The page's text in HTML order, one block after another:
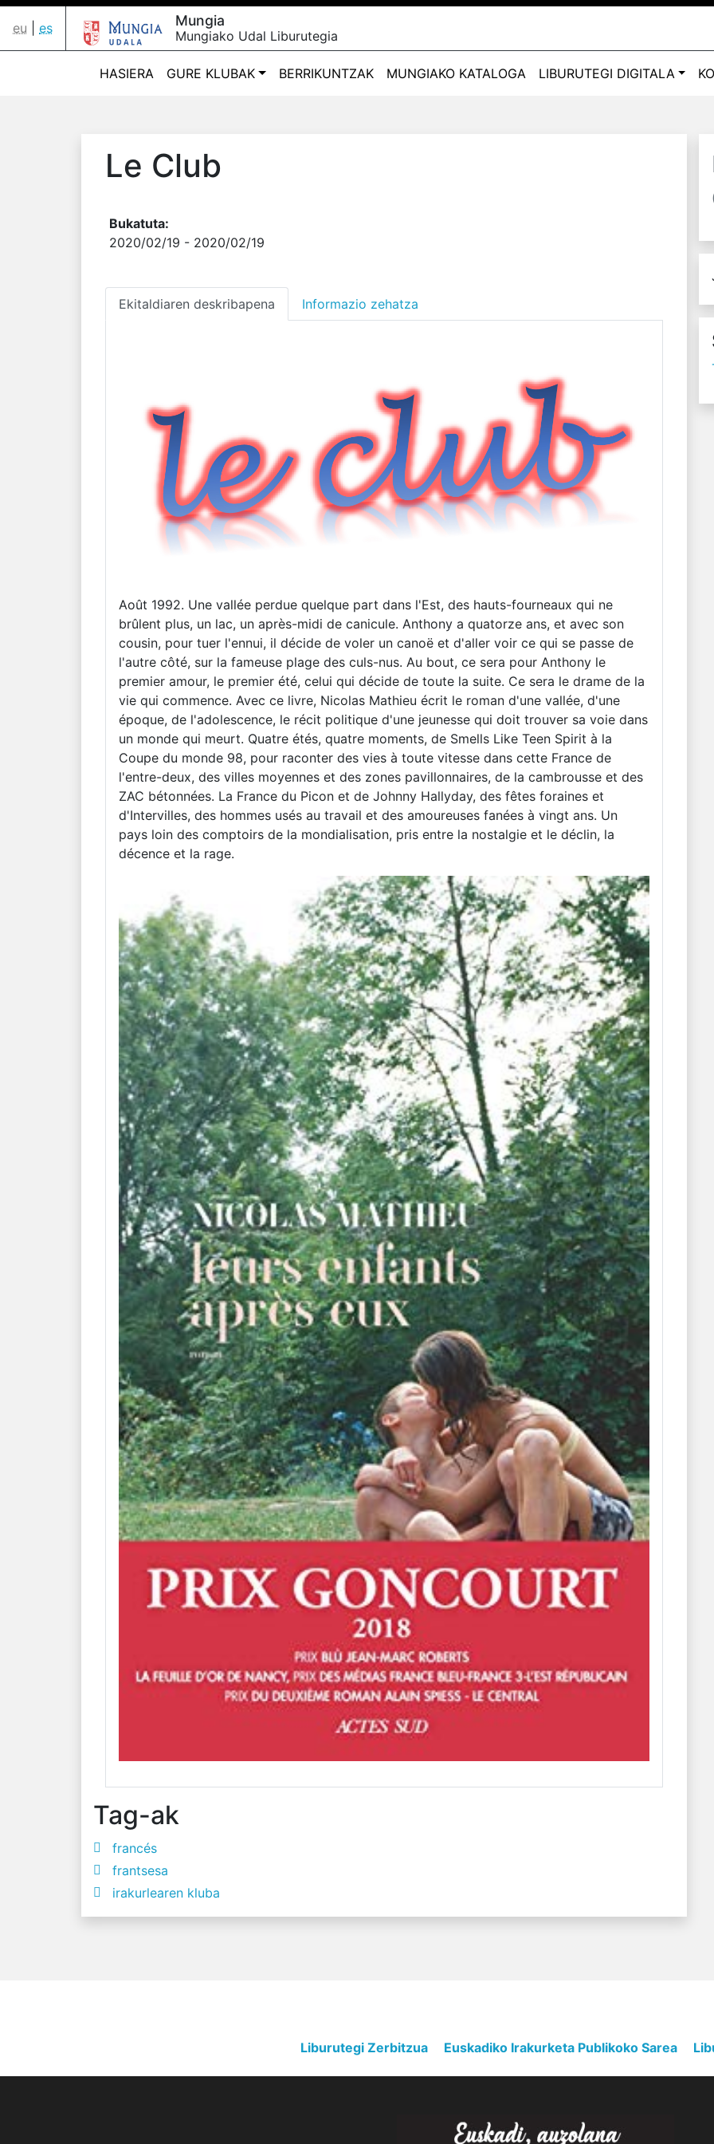
eu es Mungia
Mungiako Udal Liburutegia
HASIERA GURE KLUBAK BERRIKUNTZAK MUNGIAKO KATALOGA LIBURUTEGI DIGITALA
Le Club
Bukatuta:
2020/02/19 - 2020/02/19
Ekitaldiaren deskribapena Informazio zehatza
Août 1992. Une vallée perdue quelque part dans l'Est, des hauts-fourneaux qui ne
brûlent plus, un lac, un après-midi de canicule. Anthony a quatorze ans, et avec son
cousin, pour tuer l'ennui, il décide de voler un canoë et d'aller voir ce qui se passe de
l'autre côté, sur la fameuse plage des culs-nus. Au bout, ce sera pour Anthony le
premier amour, le premier été, celui qui décide de toute la suite. Ce sera le drame de la
vie qui commence. Avec ce livre, Nicolas Mathieu écrit le roman d'une vallée, d'une
époque, de l'adolescence, le récit politique d'une jeunesse qui doit trouver sa voie dans
un monde qui meurt. Quatre étés, quatre moments, de Smells Like Teen Spirit à la
Coupe du monde 98, pour raconter des vies à toute vitesse dans cette France de
l'entre-deux, des villes moyennes et des zones pavillonnaires, de la cambrousse et des
ZAC bétonnées. La France du Picon et de Johnny Hallyday, des fêtes foraines et
d'Intervilles, des hommes usés au travail et des amoureuses fanées à vingt ans. Un
pays loin des comptoirs de la mondialisation, pris entre la nostalgie et le déclin, la
décence et la rage.
Tag-ak
francés
frantsesa
irakurlearen kluba
Liburutegi Zerbitzua Euskadiko Irakurketa Publikoko Sarea